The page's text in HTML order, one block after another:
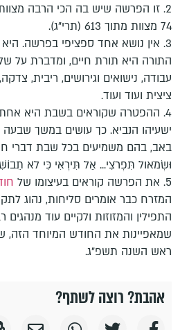
2. זו הפרשה שיש בה הכי הרבה
74 מצוות מתוך 613 (תרי"ג).
3. אין נושא אחד ספציפי בפרשה.
התורה היא תורת חיים, ומדברת על
עבודה, נישואים וגירושים, ריבית,
ציצית ועוד ועוד.
4. ההפטרה שקוראים בשבת היא
ישעיהו הנביא. כך עושים במשך
באב, בהם משמיעים בכל שבת דברי
וּשְׂמֹאול תִּפְרֹצִי... אַל תִּירְאִי כִּי לֹא
5. את הפרשה קוראים בעיצומו של
המזרח כבר אומרים סליחות, נהוג
התפילין והמזוזות ולקיים עוד מנהגים
שמאפיינות את החודש המיוחד הזה,
ראש השנה תשפ"ג.
אהבת? רוצה לשתף?